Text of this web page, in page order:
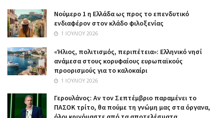
Nούμερο 1 η Ελλάδα ως προς το επενδυτικό
ενδιαφέρον στον κλάδο φιλοξενίας
1 ΙΟΥΛΊΟΥ 2026
«Ήλιος, πολιτισμός, περιπέτεια»: Ελληνικό νησί
ανάμεσα στους κορυφαίους ευρωπαϊκούς
προορισμούς για το καλοκαίρι
1 ΙΟΥΛΊΟΥ 2026
Γερουλάνος: Αν τον Σεπτέμβριο παραμένει το
ΠΑΣΟΚ τρίτο, θα πούμε τη γνώμη μας στα όργανα,